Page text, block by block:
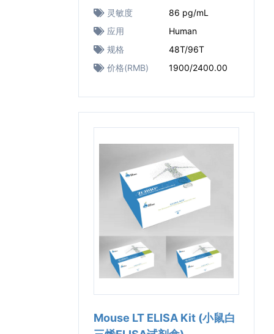
灵敏度
86 pg/mL
应用
Human
规格
48T/96T
价格(RMB)
1900/2400.00
Mouse LT ELISA Kit (小鼠白